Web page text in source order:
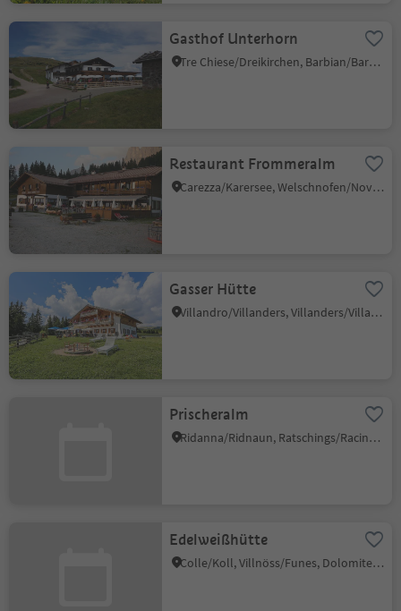
Gasthof Unterhorn
Tre Chiese/Dreikirchen, Barbian/Barbiano, Brixen/Bressanone and environs
Restaurant Frommeralm
Carezza/Karersee, Welschnofen/Nova Levante, Dolomites Region Eggental
Gasser Hütte
Villandro/Villanders, Villanders/Villandro, Brixen/Bressanone and environs
Prischeralm
Ridanna/Ridnaun, Ratschings/Racines, Sterzing/Vipiteno and environs
Edelweißhütte
Colle/Koll, Villnöss/Funes, Dolomites Region Lüsen Villnöss